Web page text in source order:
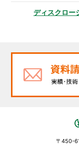
ディスクロー
〒450-